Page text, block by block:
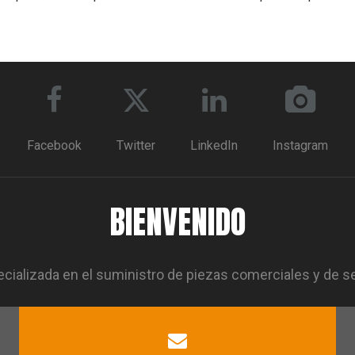
Facebook Twitter LinkedIn Instagram
BIENVENIDO
en el suministro de piezas comerciales y de